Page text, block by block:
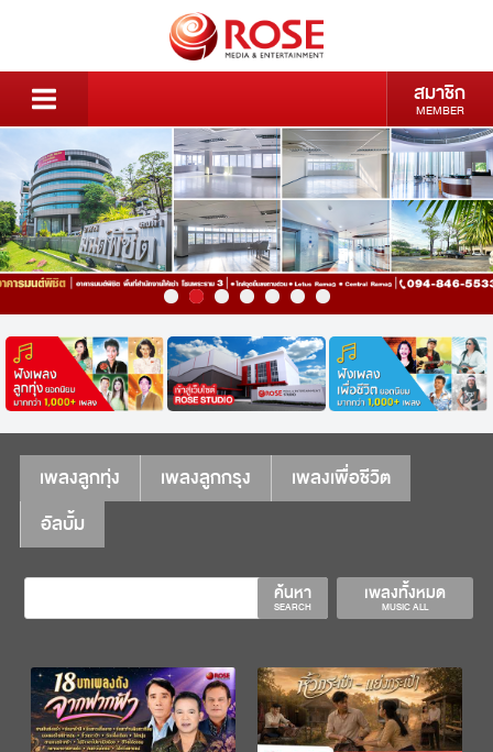
สมาชิก
MEMBER
เพลงลูกทุ่ง เพลงลูกกรุง
เพลงเพื่อชีวิต
อัลบั้ม
เพลงทั้งหมด
MUSIC ALL
ค้นหา
SEARCH